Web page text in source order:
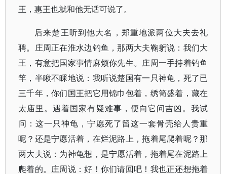
王，惠王也就和他无话可说了。
后来楚王听到他大名，郑重地派两位大夫去礼
聘。庄周正在淮水边钓鱼，那两大夫鞠躬说：我们大
王，有意把国家事情麻烦你先生。庄周一手持着钓鱼
竿，半瞅不睬地说：我听说楚国有一只神龟，死了已
三千年，你们国王把它用锦巾包着，绣笥盛着，藏在
太庙里。遇着国家有疑难事，便向它问吉凶。我试
问：这一只神龟，宁愿死了留这一套骨壳给人贵重
呢？还是宁愿活着，在烂泥路上，拖着尾爬着呢？那
两大夫说：为神龟想，是宁愿活着，拖着尾在泥路上
爬着的。庄周说：好！你们请回吧！我也正还想拖着